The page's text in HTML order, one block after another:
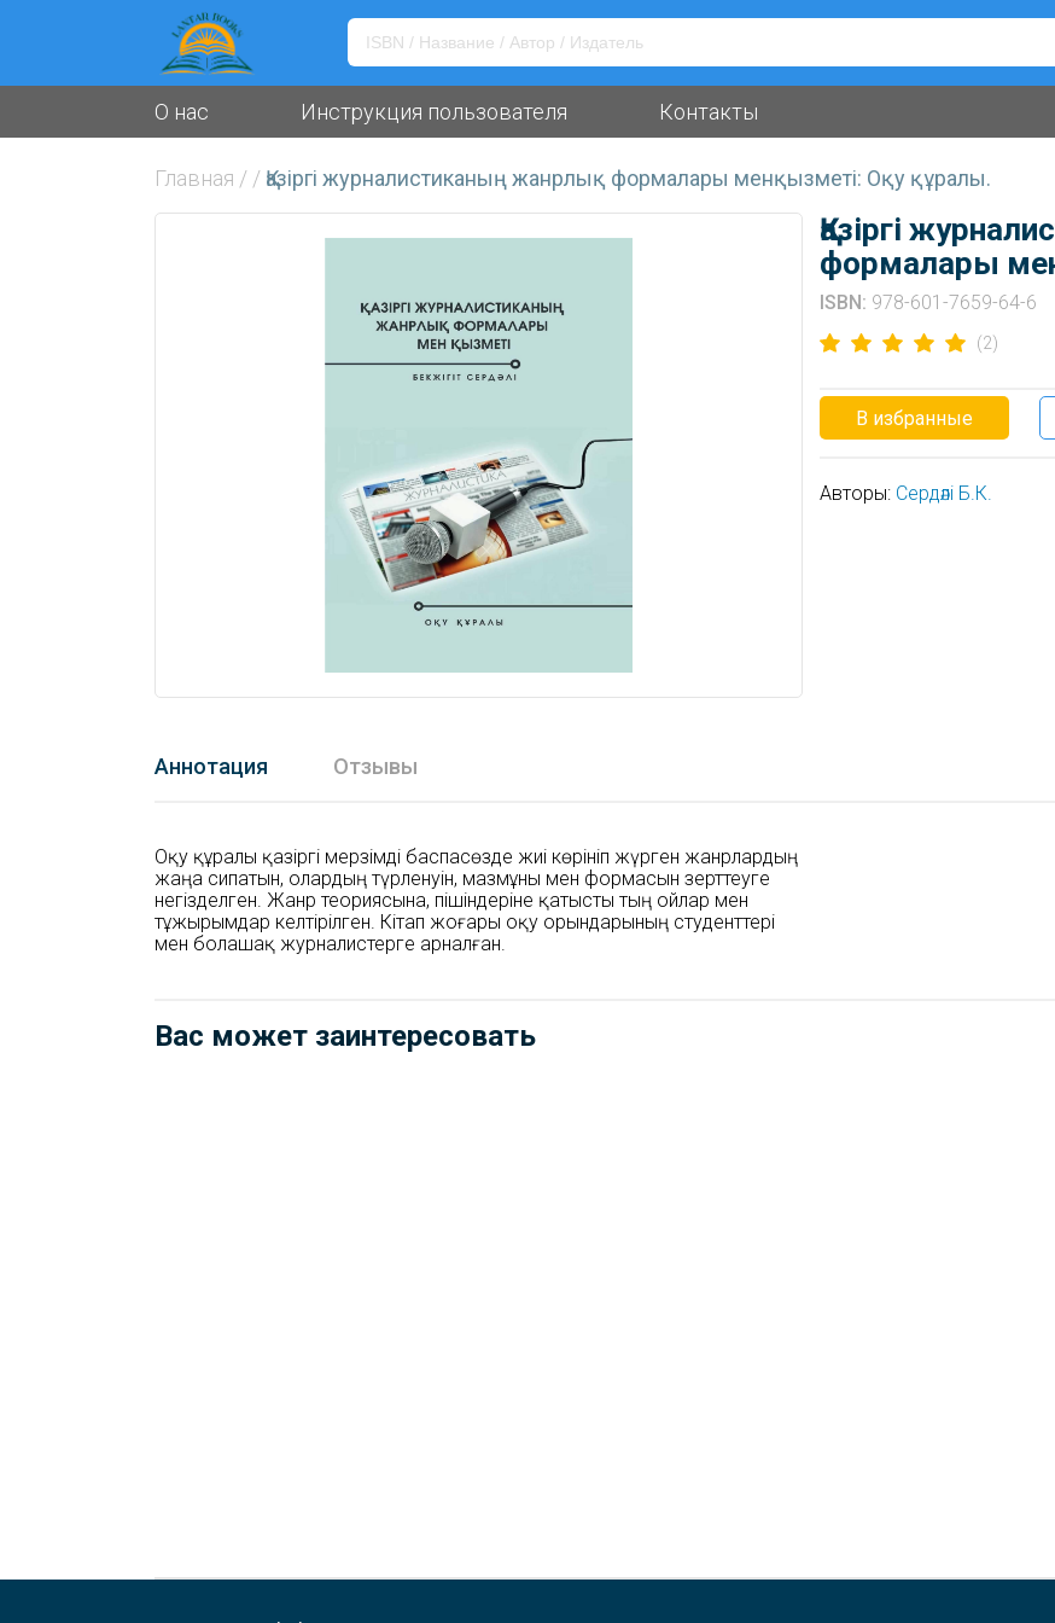
О нас Инструкция пользователя Контакты
Главная / / Қазіргі журналистиканың жанрлық формалары менқызметі: Оқу құралы.
Қазіргі
формалары
ISBN: 978-601-7659-64-6
(2)
В избранные
Авторы: Сердәлi Б.К.
Аннотация Отзывы
Оқу құралы қазіргі мерзімді баспасөзде жиі көрініп жүрген жанрлардың
жаңа сипатын, олардың түрленуін, мазмұны мен формасын зерттеуге
негізделген. Жанр теориясына, пішіндеріне қатысты тың ойлар мен
тұжырымдар келтірілген. Кітап жоғары оқу орындарының студенттері
мен болашақ журналистерге арналған.
Вас может заинтересовать